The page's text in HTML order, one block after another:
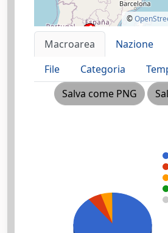
©
Macroarea Nazione
File
Categoria
Salva come PNG